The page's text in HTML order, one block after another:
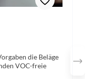
die Beläge
VOC-freie